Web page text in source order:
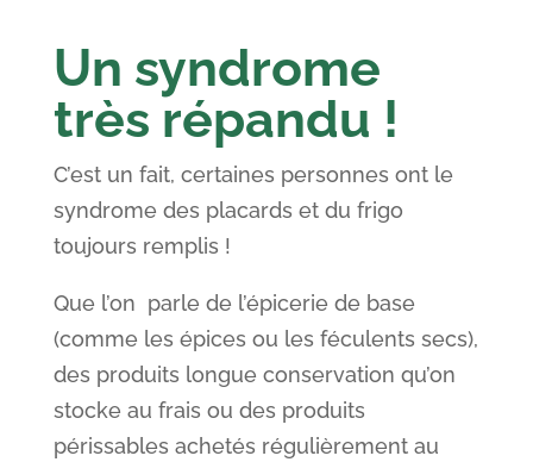
Un syndrome
très répandu !
C’est un fait, certaines personnes ont le
syndrome des placards et du frigo
toujours remplis !
Que l’on parle de l’épicerie de base
(comme les épices ou les féculents secs),
des produits longue conservation qu’on
stocke au frais ou des produits
périssables achetés régulièrement au